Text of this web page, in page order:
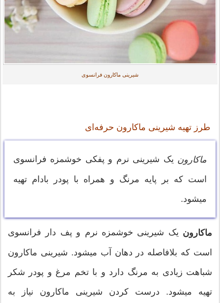
شیرینی ماکارون فرانسوی
طرز تهیه شیرینی ماکارون حرفه‌ای
ماکارون یک شیرینی نرم و پفکی خوشمزه فرانسوی
است که بر پایه مرنگ و همراه با پودر بادام تهیه
میشود.
ماکارون یک شیرینی خوشمزه نرم و پف دار فرانسوی
است که بلافاصله در دهان آب میشود. شیرینی ماکارون
شباهت زیادی به مرنگ دارد و با تخم مرغ و پودر شکر
تهیه میشود. درست کردن شیرینی ماکارون نیاز به